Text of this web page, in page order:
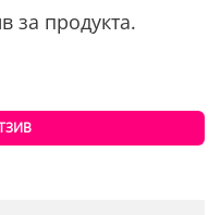
за продукта.